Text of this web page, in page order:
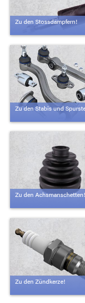
Zu den Stossdämpfern!
Zu den Stabis und
Zu den Achsmanschetten!
Zu den Zündkerze!